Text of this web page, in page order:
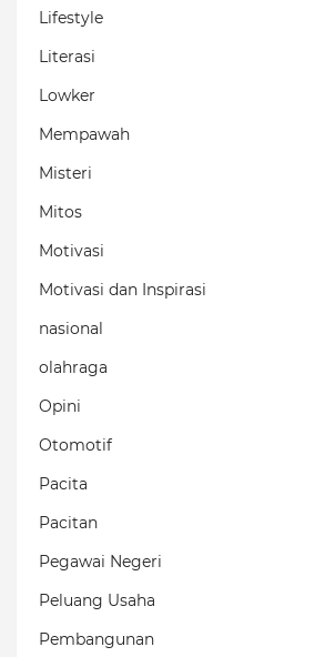
Lifestyle
Literasi
Lowker
Mempawah
Misteri
Mitos
Motivasi
Motivasi dan Inspirasi
nasional
olahraga
Opini
Otomotif
Pacita
Pacitan
Pegawai Negeri
Peluang Usaha
Pembangunan